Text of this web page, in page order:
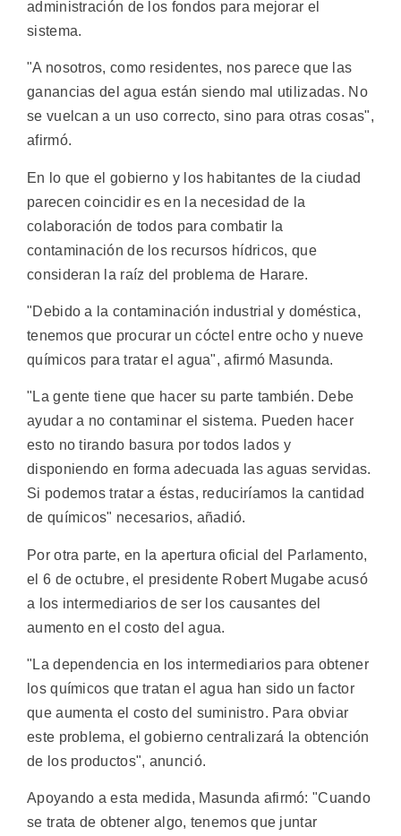
administración de los fondos para mejorar el
sistema.
"A nosotros, como residentes, nos parece que las
ganancias del agua están siendo mal utilizadas. No
se vuelcan a un uso correcto, sino para otras cosas",
afirmó.
En lo que el gobierno y los habitantes de la ciudad
parecen coincidir es en la necesidad de la
colaboración de todos para combatir la
contaminación de los recursos hídricos, que
consideran la raíz del problema de Harare.
"Debido a la contaminación industrial y doméstica,
tenemos que procurar un cóctel entre ocho y nueve
químicos para tratar el agua", afirmó Masunda.
"La gente tiene que hacer su parte también. Debe
ayudar a no contaminar el sistema. Pueden hacer
esto no tirando basura por todos lados y
disponiendo en forma adecuada las aguas servidas.
Si podemos tratar a éstas, reduciríamos la cantidad
de químicos" necesarios, añadió.
Por otra parte, en la apertura oficial del Parlamento,
el 6 de octubre, el presidente Robert Mugabe acusó
a los intermediarios de ser los causantes del
aumento en el costo del agua.
"La dependencia en los intermediarios para obtener
los químicos que tratan el agua han sido un factor
que aumenta el costo del suministro. Para obviar
este problema, el gobierno centralizará la obtención
de los productos", anunció.
Apoyando a esta medida, Masunda afirmó: "Cuando
se trata de obtener algo, tenemos que juntar